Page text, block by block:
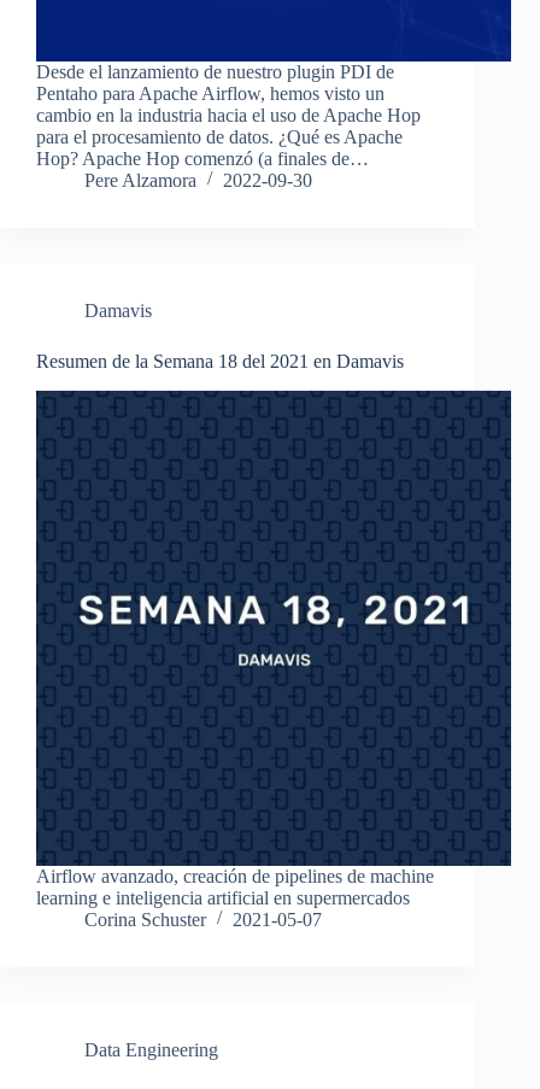
Desde el lanzamiento de nuestro plugin PDI de
Pentaho para Apache Airflow, hemos visto un
cambio en la industria hacia el uso de Apache Hop
para el procesamiento de datos. ¿Qué es Apache
Hop? Apache Hop comenzó (a finales de…
Pere Alzamora
2022-09-30
Damavis
Resumen de la Semana 18 del 2021 en Damavis
Airflow avanzado, creación de pipelines de machine
learning e inteligencia artificial en supermercados
Corina Schuster
2021-05-07
Data Engineering